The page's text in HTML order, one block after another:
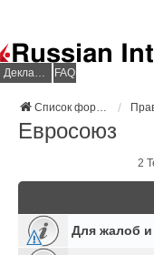
Декларация НДФЛ FAQ
Список форумов
Евросоюз
2
Для жалоб